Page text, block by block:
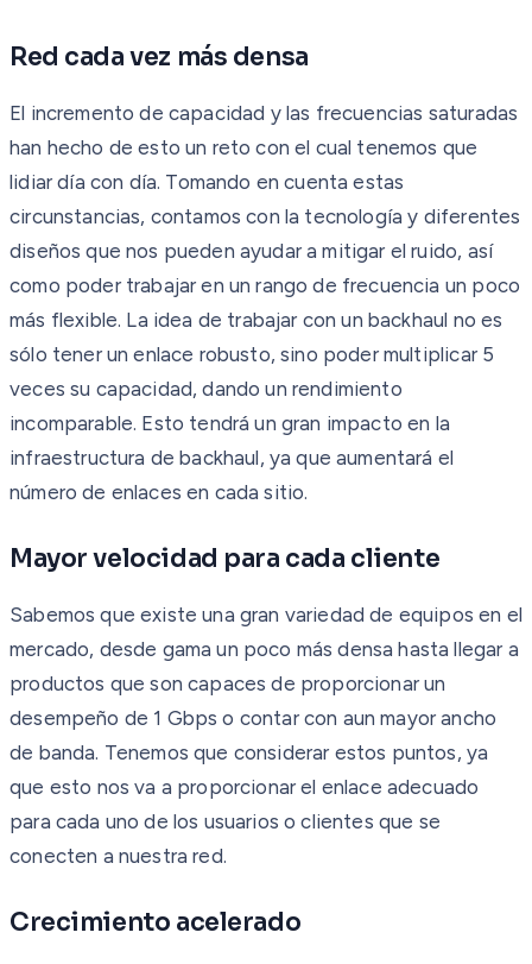
Red cada vez más densa
El incremento de capacidad y las frecuencias saturadas
han hecho de esto un reto con el cual tenemos que
lidiar día con día. Tomando en cuenta estas
circunstancias, contamos con la tecnología y diferentes
diseños que nos pueden ayudar a mitigar el ruido, así
como poder trabajar en un rango de frecuencia un poco
más flexible. La idea de trabajar con un backhaul no es
sólo tener un enlace robusto, sino poder multiplicar 5
veces su capacidad, dando un rendimiento
incomparable. Esto tendrá un gran impacto en la
infraestructura de backhaul, ya que aumentará el
número de enlaces en cada sitio.
Mayor velocidad para cada cliente
Sabemos que existe una gran variedad de equipos en el
mercado, desde gama un poco más densa hasta llegar a
productos que son capaces de proporcionar un
desempeño de 1 Gbps o contar con aun mayor ancho
de banda. Tenemos que considerar estos puntos, ya
que esto nos va a proporcionar el enlace adecuado
para cada uno de los usuarios o clientes que se
conecten a nuestra red.
Crecimiento acelerado